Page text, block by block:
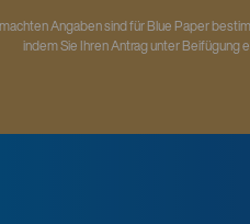
Angaben sind für Blue Paper
indem Sie Ihren Antrag unter Beifügung